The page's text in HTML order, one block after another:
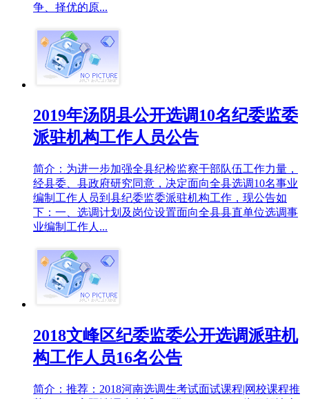
争、择优的原...
2019年汤阴县公开选调10名纪委监委
派驻机构工作人员公告
简介：为进一步加强全县纪检监察干部队伍工作力量，
经县委、县政府研究同意，决定面向全县选调10名事业
编制工作人员到县纪委监委派驻机构工作，现公告如
下：一、选调计划及岗位设置面向全县县直单位选调事
业编制工作人...
2018文峰区纪委监委公开选调派驻机
构工作人员16名公告
简介：推荐：2018河南选调生考试面试课程|网校课程推